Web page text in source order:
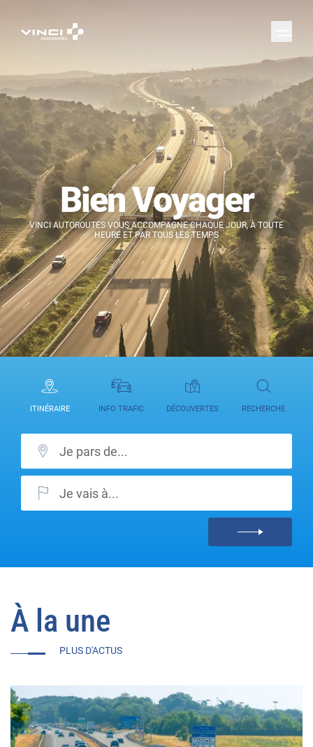
Bien Voyager
VINCI AUTOROUTES VOUS ACCOMPAGNE CHAQUE JOUR, À TOUTE
HEURE ET PAR TOUS LES TEMPS
ITINÉRAIRE INFO TRAFIC DÉCOUVERTES RECHERCHE
À la une
PLUS D'ACTUS